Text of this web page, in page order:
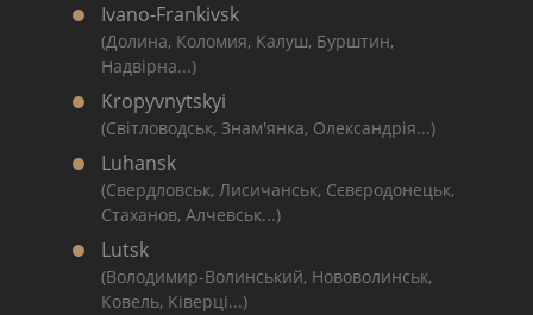
Ivano-Frankivsk
(Долина, Коломия, Калуш, Бурштин,
Надвірна...)
Kropyvnytskyi
(Світловодськ, Знам'янка, Олександрія...)
Luhansk
(Свердловськ, Лисичанськ, Сєвєродонецьк,
Стаханов, Алчевськ...)
Lutsk
(Володимир-Волинський, Нововолинськ,
Ковель, Ківерці...)